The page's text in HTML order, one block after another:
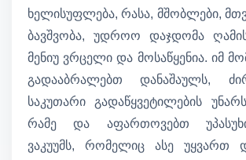
ხელისუფლება, რასა, მშობლები,
ბავშვობა, უდროო დაჯდომა
მენიუ ვრცელი და მოსაწყენია. იმ
გადააბრალებთ დანაშაულს,
საკუთარი გადაწყვეტილების
რამე და აფართოვებთ
ვაკუუმს, რომელიც ასე უყვართ